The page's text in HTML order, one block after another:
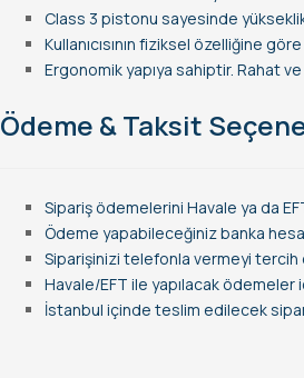
Class 3 pistonu sayesinde yükseklik
Kullanıcısının fiziksel özelliğine
Ergonomik yapıya sahiptir. Rahat
Ödeme & Taksit
Sipariş ödemelerini Havale ya da
Ödeme yapabileceğiniz banka
Siparişinizi telefonla vermeyi
Havale/EFT ile yapılacak
İstanbul içinde teslim edilecek